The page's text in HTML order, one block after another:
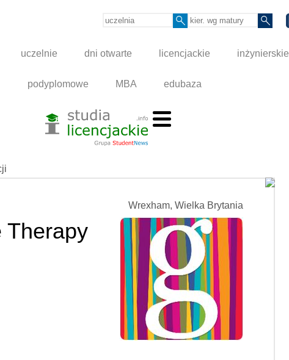
uczelnie dni otwarte licencjackie inżynierskie
podyplomowe MBA edubaza
Wrexham, Wielka Brytania
Therapy